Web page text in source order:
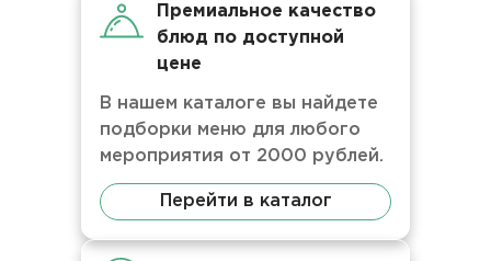
Премиальное качество
блюд по доступной
цене
В нашем каталоге вы найдете
подборки меню для любого
мероприятия от 2000 рублей.
Перейти в каталог